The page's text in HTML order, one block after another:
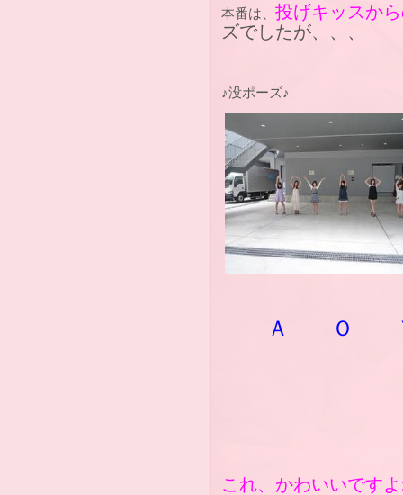
本番は、 投げキッスか
ズでしたが、、、
♪没ポーズ♪
Ａ Ｏ
これ、かわいいです